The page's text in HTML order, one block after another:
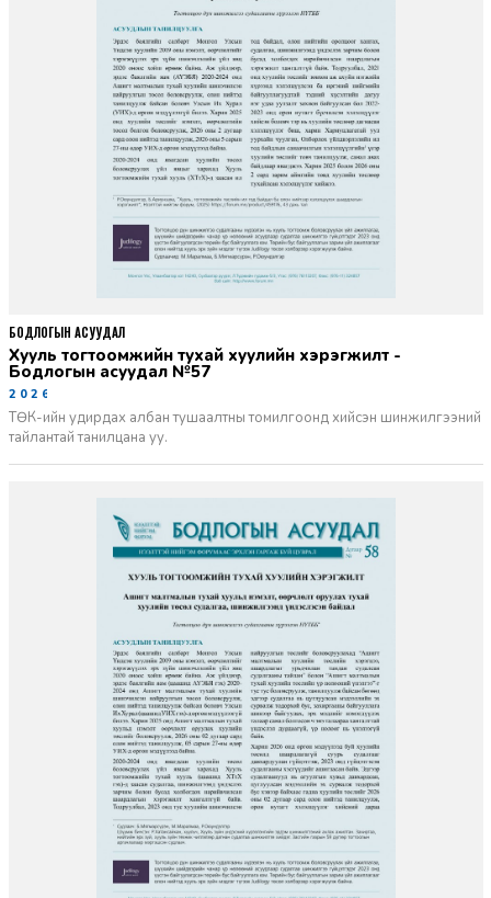
Хууль тогтоомжийн тухай хуулийн хэрэгжилт -
Бодлогын асуудал №57
2026-06-02
ТӨК-ийн удирдах албан тушаалтны томилгоонд хийсэн шинжилгээний
тайлантай танилцана уу.
БОДЛОГЫН АСУУДАЛ